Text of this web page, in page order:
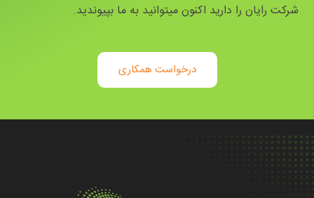
شرکت رایان را دارید اکنون میتوانید به ما بپیوندید.
درخواست همکاری